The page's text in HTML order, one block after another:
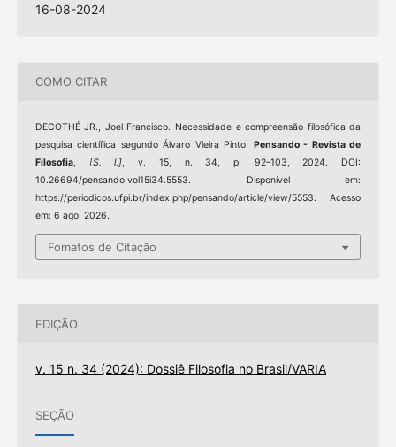
16-08-2024
COMO CITAR
DECOTHÉ JR., Joel Francisco. Necessidade e compreensão filosófica da
pesquisa científica segundo Álvaro Vieira Pinto. Pensando - Revista de
Filosofia, [S. l.], v. 15, n. 34, p. 92–103, 2024. DOI:
10.26694/pensando.vol15i34.5553. Disponível em:
https://periodicos.ufpi.br/index.php/pensando/article/view/5553. Acesso
em: 6 ago. 2026.
Fomatos de Citação
EDIÇÃO
v. 15 n. 34 (2024): Dossiê Filosofia no Brasil/VARIA
SEÇÃO